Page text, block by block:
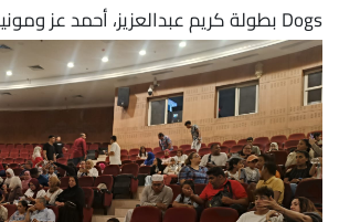
Dogs بطولة كريم عبدالعزيز، أحمد عز ومونيكا بيلوتشي.